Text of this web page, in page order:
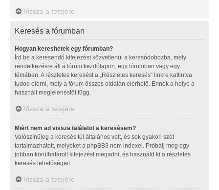
Vissza a tetejére
Keresés a fórumban
Hogyan kereshetek egy fórumban?
Írd be a keresendő kifejezést közvetlenül a keresődobozba, mely
rendelkezésre áll a fórum kezdőlapon, egy fórumban vagy egy
témában. A részletes keresést a „Részletes keresés” linkre kattintva
tudod elérni, mely a fórum összes oldalán elérhető. Ennek a helye a
használt megjelenéstől függ.
Vissza a tetejére
Miért nem ad vissza találatot a keresésem?
Valószínűleg a keresés túl általános volt, és sok gyakori szót
tartalmazhatott, melyeket a phpBB3 nem indexel. Próbálj meg egy
jobban körülhatárolt kifejezést megadni, és használd ki a részletes
keresés lehetőségeit.
Vissza a tetejére